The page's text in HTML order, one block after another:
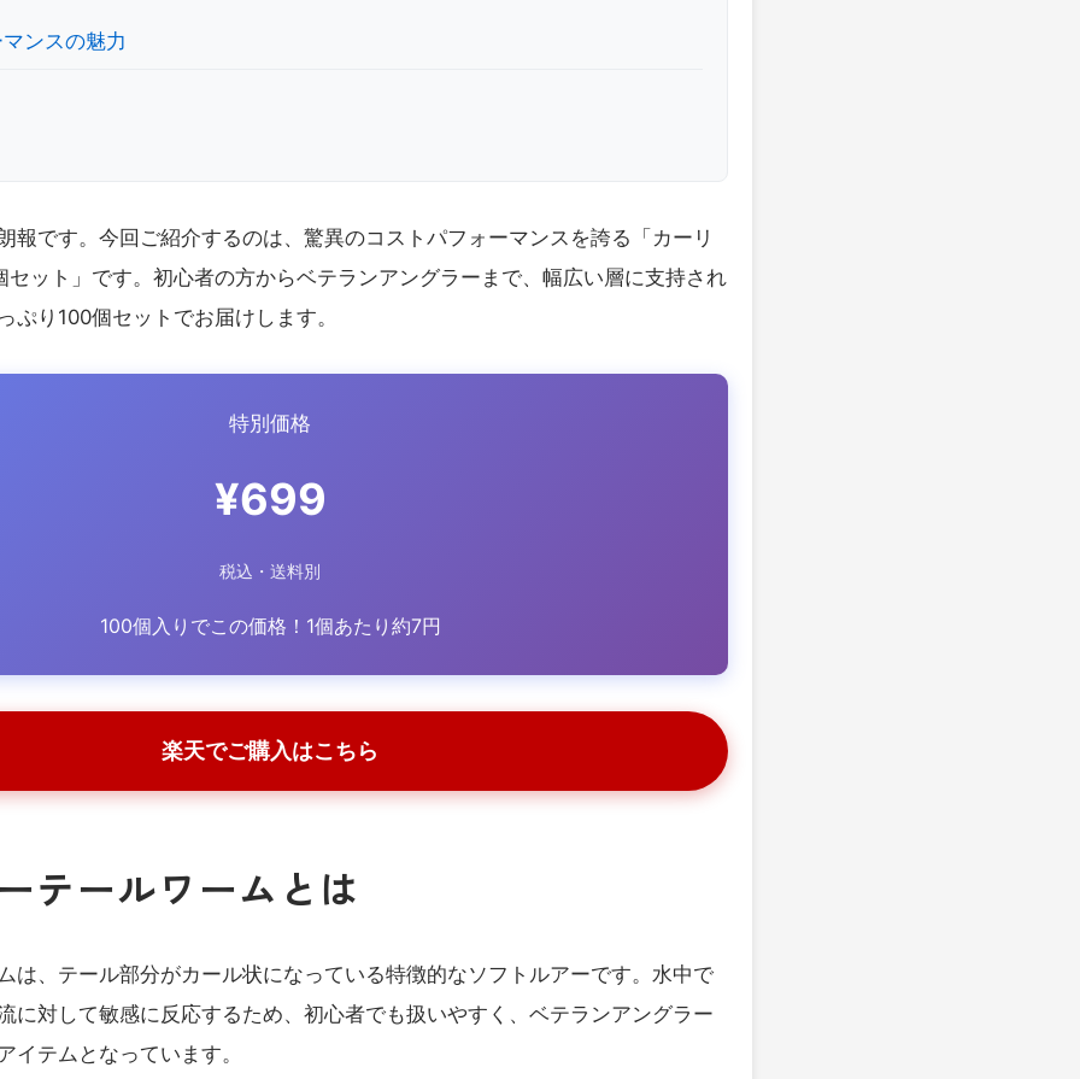
ンスの魅力
報です。今回ご紹介するのは、驚異のコストパフォーマンスを誇る「カーリ
セット」です。初心者の方からベテランアングラーまで、幅広い層に支持され
ぷり100個セットでお届けします。
特別価格
¥699
税込・送料別
100個入りでこの価格！1個あたり約7円
楽天でご購入はこちら
テールワームとは
は、テール部分がカール状になっている特徴的なソフトルアーです。水中で
に対して敏感に反応するため、初心者でも扱いやすく、ベテランアングラー
イテムとなっています。